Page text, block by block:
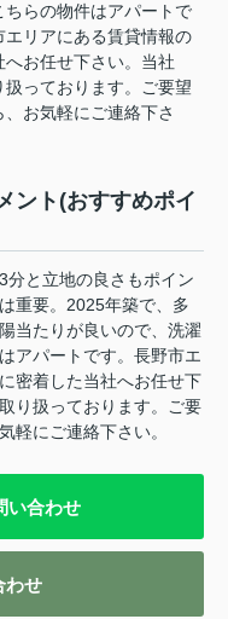
らの物件はアパートで
リアにある賃貸情報の
お任せ下さい。当社
っております。ご要望
お気軽にご連絡下さ
ト(おすすめポイ
分と立地の良さもポイン
重要。2025年築で、多
当たりが良いので、洗濯
アパートです。長野市エ
密着した当社へお任せ下
り扱っております。ご要
軽にご連絡下さい。
い合わせ
わせ